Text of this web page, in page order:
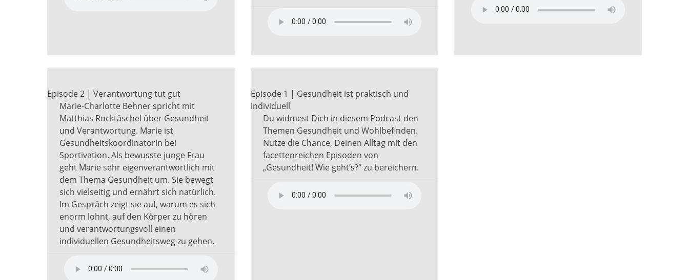
Episode 2 | Verantwortung tut gut
Marie-Charlotte Behner spricht mit
Matthias Rocktäschel über Gesundheit
und Verantwortung. Marie ist
Gesundheitskoordinatorin bei
Sportivation. Als bewusste junge Frau
geht Marie sehr eigenverantwortlich mit
dem Thema Gesundheit um. Sie bewegt
sich vielseitig und ernährt sich natürlich.
Im Gespräch zeigt sie auf, warum es sich
enorm lohnt, auf den Körper zu hören
und verantwortungsvoll einen
individuellen Gesundheitsweg zu gehen.
Episode 1 | Gesundheit ist praktisch und
individuell
Du widmest Dich in diesem Podcast den
Themen Gesundheit und Wohlbefinden.
Nutze die Chance, Deinen Alltag mit den
facettenreichen Episoden von
„Gesundheit! Wie geht’s?“ zu bereichern.